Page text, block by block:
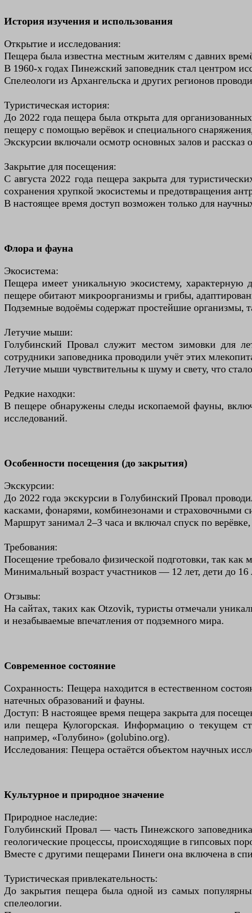
История изучения и использования
Открытие и исследования:
Пещера была известна местным жителям с давних
В 1960-х годах Пинежский заповедник стал центром
Спелеологи из Архангельска и других регионов
Туристическая история:
До 2022 года пещера была открыта для
пещеру с помощью верёвок и специального
Экскурсии включали осмотр основных залов и рассказ
Закрытие для посещения:
С августа 2022 года пещера закрыта для
сохранения хрупкой экосистемы и предотвращения
В настоящее время доступ возможен только для
Флора и фауна
Экосистема:
Пещера имеет уникальную экосистему, характерную
пещере обитают микроорганизмы и грибы,
Подземные водоёмы содержат простейшие организмы,
Летучие мыши:
Голубинский Провал служит местом зимовки для
сотрудники заповедника проводили учёт этих
Летучие мыши чувствительны к шуму и свету, что
Редкие находки:
В пещере обнаружены следы ископаемой фауны,
исследований.
Особенности посещения (до закрытия)
Экскурсии:
До 2022 года экскурсии в Голубинский Провал
касками, фонарями, комбинезонами и страховочными
Маршрут занимал 2–3 часа и включал спуск по
Требования:
Посещение требовало физической подготовки, так
Минимальный возраст участников — 12 лет, дети до 16
Отзывы:
На сайтах, таких как Otzovik, туристы отмечали
и незабываемые впечатления от подземного мира.
Современное состояние
Сохранность: Пещера находится в естественном
натечных образований и фауны.
Доступ: В настоящее время пещера закрыта для
или пещера Кулогорская. Информацию о текущем
например, «Голубино» (golubino.org).
Исследования: Пещера остаётся объектом научных
Культурное и природное значение
Природное наследие:
Голубинский Провал — часть Пинежского
геологические процессы, происходящие в гипсовых
Вместе с другими пещерами Пинеги она включена в
Туристическая привлекательность:
До закрытия пещера была одной из самых
спелеологии.